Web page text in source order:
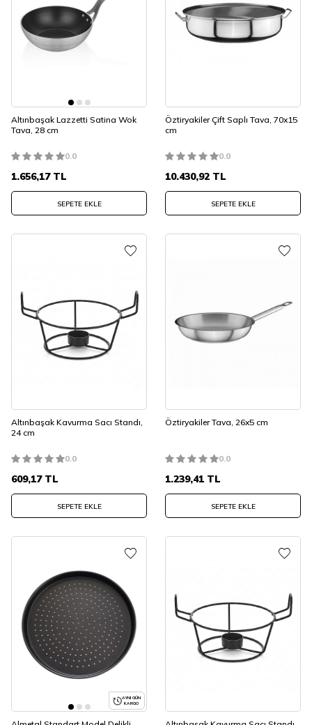
Altınbaşak Lazzetti Satina Wok
Tava, 28 cm
0.0
1.656,17TL
SEPETE EKLE
Öztiryakiler Çift Saplı Tava, 70x15
cm
0.0
10.430,92 TL
SEPETE EKLE
Altınbaşak Kavurma Sacı Standı,
24 cm
0.0
609,17TL
SEPETE EKLE
Öztiryakiler Tava, 26x5 cm
0.0
1.239,41 TL
SEPETE EKLE
AYNI GÜN
KARGO